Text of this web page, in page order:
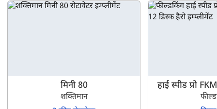
मिनी 80
शक्तिमान
हाई स्पीड प्रो